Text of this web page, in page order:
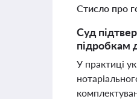
Стисло про
Суд
підробкам
У практиці